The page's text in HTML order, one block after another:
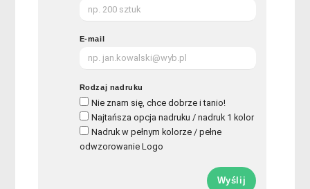
E-mail
Rodzaj nadruku
Nie znam się, chce dobrze i tanio!
Najtańsza opcja nadruku / nadruk 1 kolor
Nadruk w pełnym kolorze / pełne
odwzorowanie Logo
Wyślij